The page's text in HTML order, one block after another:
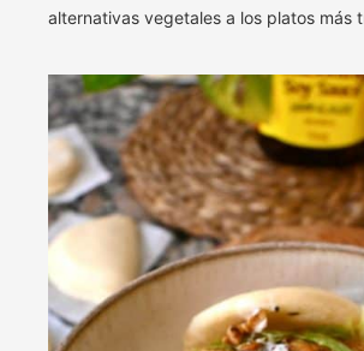
alternativas vegetales a los platos más